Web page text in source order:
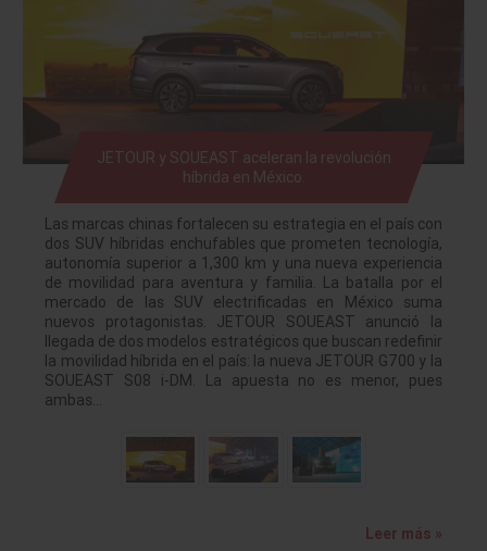
JETOUR y SOUEAST aceleran la revolución
híbrida en México.
Las marcas chinas fortalecen su estrategia en el país con
dos SUV híbridas enchufables que prometen tecnología,
autonomía superior a 1,300 km y una nueva experiencia
de movilidad para aventura y familia. La batalla por el
mercado de las SUV electrificadas en México suma
nuevos protagonistas. JETOUR SOUEAST anunció la
llegada de dos modelos estratégicos que buscan redefinir
la movilidad híbrida en el país: la nueva JETOUR G700 y la
SOUEAST S08 i-DM. La apuesta no es menor, pues
ambas…
Leer más »